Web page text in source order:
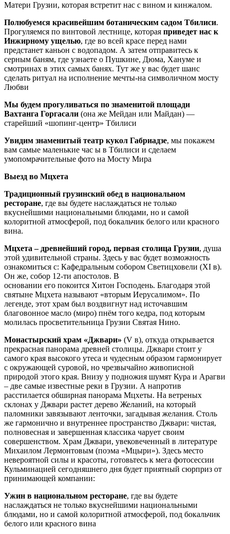
Матери Грузии, которая встретит нас с вином и кинжалом.
Полюбуемся красивейшим ботаническим садом Тбилиси.
Прогуляемся по винтовой лестнице, которая приведет нас к
Инжирному ущелью, где во всей красе перед нами
предстанет каньон с водопадом. А затем отправитесь к
серным баням, где узнаете о Пушкине, Дюма, Хануме и
смотринах в этих самых банях. Тут же у вас будет шанс
сделать ритуал на исполнение мечты-на символичном мосту
Любви
Мы будем прогуливаться по знаменитой площади
Вахтанга Горгасали (она же Мейдан или Майдан) —
старейший «шопинг-центр» Тбилиси
Увидим знаменитый театр кукол Габриадзе, мы покажем
вам самые маленькие час ы в Тбилиси и сделаем
умопомрачительные фото на Мосту Мира
Выезд во Мцхета
Традиционный грузинский обед в национальном
ресторане, где вы будете наслаждаться не только
вкуснейшими национальными блюдами, но и самой
колоритной атмосферой, под бокальчик белого или красного
вина.
Мцхета – древнейший город, первая столица Грузии, душа
этой удивительной страны. Здесь у вас будет возможность
ознакомиться с: Кафедральным собором Светицховели (XI в).
Он же, собор 12-ти апостолов. В
основании его покоится Хитон Господень. Благодаря этой
святыне Мцхета называют «вторым Иерусалимом». По
легенде, этот храм был воздвигнут над источавшим
благовонное масло (миро) пнём того кедра, под которым
молилась просветительница Грузии Святая Нино.
Монастырский храм «Джвари» (V в), откуда открывается
прекрасная панорама древней столицы. Джвари стоит у
самого края высокого утеса и чудесным образом гармонирует
с окружающей суровой, но чрезвычайно живописной
природой этого края. Внизу у подножия шумят Кура и Арагви
– две самые известные реки в Грузии. А напротив
расстилается обширная панорама Мцхеты. На ветреных
склонах у Джвари растет дерево Желаний, на который
паломники завязывают ленточки, загадывая желания. Столь
же гармонично и внутреннее пространство Джвари: чистая,
полновесная и завершенная классика чарует своим
совершенством. Храм Джвари, увековеченный в литературе
Михаилом Лермонтовым (поэма «Мцыри»). Здесь место
невероятной силы и красоты, готовьтесь к мега фотосессии
Кульминацией сегодняшнего дня будет приятный сюрприз от
принимающей компании:
Ужин в национальном ресторане, где вы будете
наслаждаться не только вкуснейшими национальными
блюдами, но и самой колоритной атмосферой, под бокальчик
белого или красного вина